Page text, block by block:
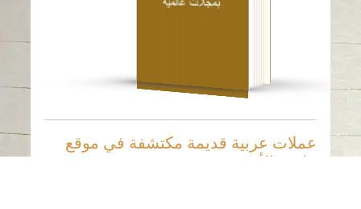
عملات عربية قديمة مكتشفة في موقع
مليحة الأثري